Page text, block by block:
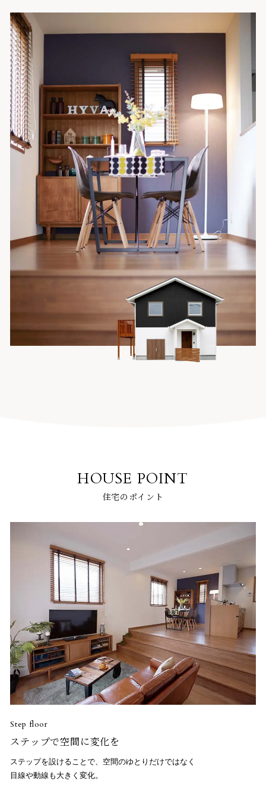
HOUSE POINT
住宅のポイント
Step floor
ステップで空間に変化を
ステップを設けることで、空間のゆとりだけではなく
目線や動線も大きく変化。